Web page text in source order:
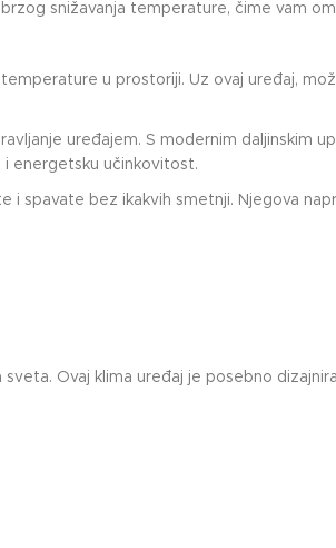
snižavanja temperature, čime vam
u prostoriji. Uz ovaj uređaj,
uređajem. S modernim daljinskim
energetsku učinkovitost.
spavate bez ikakvih smetnji. Njegova
Ovaj klima uređaj je posebno